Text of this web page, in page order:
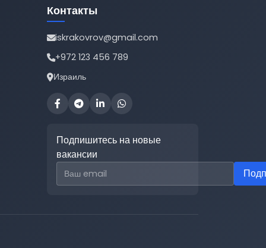
Контакты
iskrakovrov@gmail.com
+972 123 456 789
Израиль
Подпишитесь на новые
вакансии
Email для подписки